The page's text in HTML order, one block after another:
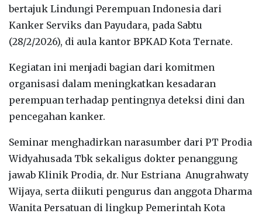
bertajuk Lindungi Perempuan Indonesia dari
Kanker Serviks dan Payudara, pada Sabtu
(28/2/2026), di aula kantor BPKAD Kota Ternate.
Kegiatan ini menjadi bagian dari komitmen
organisasi dalam meningkatkan kesadaran
perempuan terhadap pentingnya deteksi dini dan
pencegahan kanker.
Seminar menghadirkan narasumber dari PT Prodia
Widyahusada Tbk sekaligus dokter penanggung
jawab Klinik Prodia, dr. Nur Estriana Anugrahwaty
Wijaya, serta diikuti pengurus dan anggota Dharma
Wanita Persatuan di lingkup Pemerintah Kota